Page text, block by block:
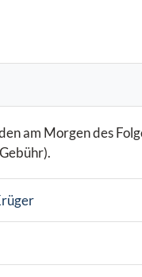
am Morgen des